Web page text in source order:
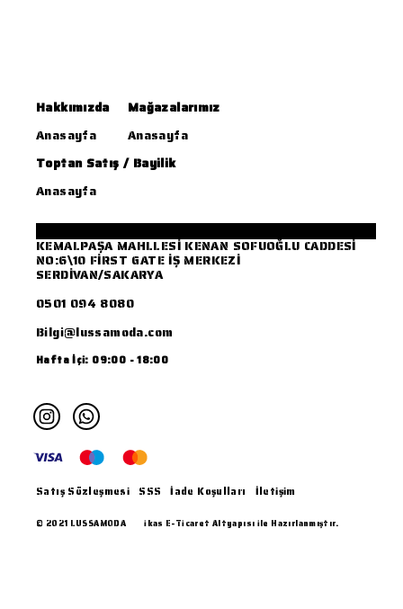
Hakkımızda
Anasayfa
Mağazalarımız
Anasayfa
Toptan Satış / Bayilik
Anasayfa
KEMALPAŞA MAHLLESİ KENAN SOFUOĞLU CADDESİ
NO:6\10 FİRST GATE İŞ MERKEZİ
SERDİVAN/SAKARYA
0501 094 8080
Bilgi@lussamoda.com
Hafta İçi: 09:00 - 18:00
© 2021 LUSSAMODA ikas E-Ticaret Altyapısı ile Hazırlanmıştır.
Satış Sözleşmesi SSS İade Koşulları İletişim